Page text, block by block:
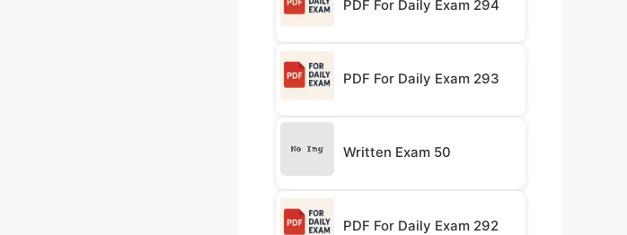
PDF For Daily Exam 294
PDF For Daily Exam 293
Written Exam 50
PDF For Daily Exam 292